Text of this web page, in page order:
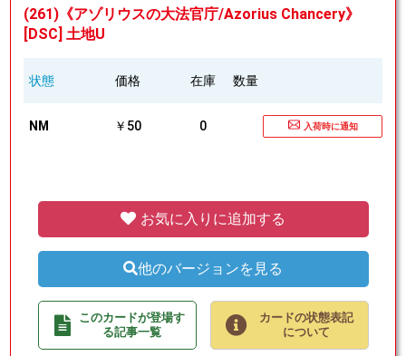
(261)《アゾリウスの大法官庁/Azorius Chancery》
[DSC] 土地U
状態 価格 在庫 数量
NM ￥50 0 入荷時に通知
お気に入りに追加する
他のバージョンを見る
このカードが登場す
る記事一覧
カードの状態表記
について